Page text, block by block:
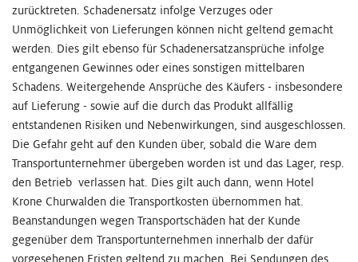
zurücktreten. Schadenersatz infolge Verzuges oder
Unmöglichkeit von Lieferungen können nicht geltend gemacht
werden. Dies gilt ebenso für Schadenersatzansprüche infolge
entgangenen Gewinnes oder eines sonstigen mittelbaren
Schadens. Weitergehende Ansprüche des Käufers - insbesondere
auf Lieferung - sowie auf die durch das Produkt allfällig
entstandenen Risiken und Nebenwirkungen, sind ausgeschlossen.
Die Gefahr geht auf den Kunden über, sobald die Ware dem
Transportunternehmer übergeben worden ist und das Lager, resp.
den Betrieb verlassen hat. Dies gilt auch dann, wenn Hotel
Krone Churwalden die Transportkosten übernommen hat.
Beanstandungen wegen Transportschäden hat der Kunde
gegenüber dem Transportunternehmen innerhalb der dafür
vorgesehenen Fristen geltend zu machen. Bei Sendungen des